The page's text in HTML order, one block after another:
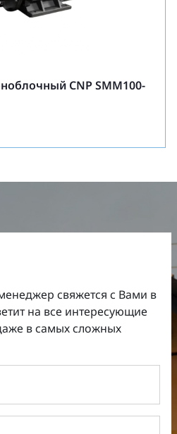
на входе: 10 бар
CNP SMM100-
свяжется с Вами в
на все интересующие
в самых сложных